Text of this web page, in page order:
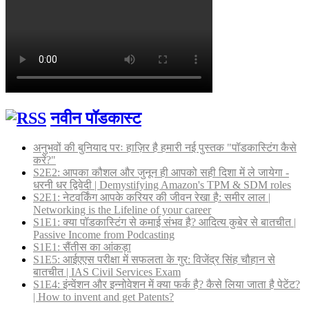
नवीन पॉडकास्ट
अनुभवों की बुनियाद परः हाज़िर है हमारी नई पुस्तक "पॉडकास्टिंग कैसे
करें?"
S2E2: आपका कौशल और जुनून ही आपको सही दिशा में ले जायेगा -
धरनी धर द्विवेदी | Demystifying Amazon's TPM & SDM roles
S2E1: नेटवर्किंग आपके करियर की जीवन रेखा है: समीर लाल |
Networking is the Lifeline of your career
S1E1: क्या पॉडकास्टिंग से कमाई संभव है? आदित्य कुबेर से बातचीत |
Passive Income from Podcasting
S1E1: सैंतीस का आंकड़ा
S1E5: आईएएस परीक्षा में सफलता के गुर: विजेंद्र सिंह चौहान से
बातचीत | IAS Civil Services Exam
S1E4: इंन्वेंशन और इन्नोवेशन में क्या फर्क है? कैसे लिया जाता है पेटेंट?
| How to invent and get Patents?